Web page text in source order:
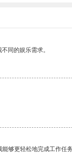
同的娱乐需求。
够更轻松地完成工作任